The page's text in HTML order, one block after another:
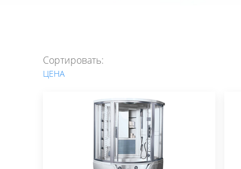
Сортировать:
ЦЕНА